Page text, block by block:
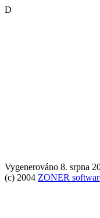
D
Vygenerováno 8. srpna
(c) 2004 ZONER